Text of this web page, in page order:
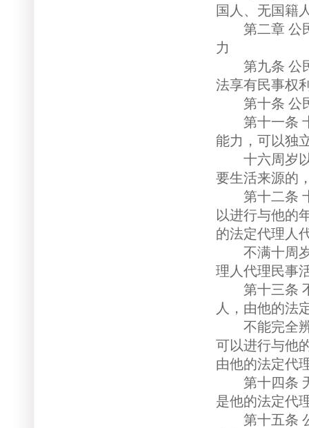
国人、无国籍
第二章 公民
力
第九条 公民
法享有民事权
第十条 公民
第十一条 十
能力，可以独
十六周岁以
要生活来源的
第十二条 十
以进行与他的
的法定代理人
不满十周岁
理人代理民事
第十三条 不
人，由他的法
不能完全辨
可以进行与他
由他的法定代
第十四条 无
是他的法定代
第十五条 公